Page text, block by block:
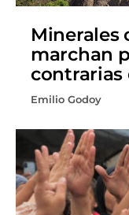
Minerales
marchan
contrarias
Emilio Godoy